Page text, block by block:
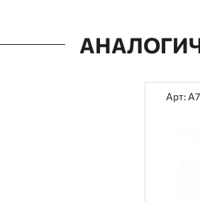
Арт: